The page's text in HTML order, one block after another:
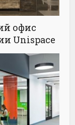
офис
Unispace